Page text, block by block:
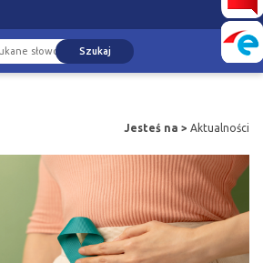
Szukaj
Jesteś na > Aktualności